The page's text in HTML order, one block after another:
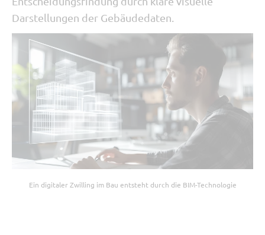
Darstellungen der Gebäudedaten.
Ein digitaler Zwilling im Bau entsteht durch die BIM-Technologie